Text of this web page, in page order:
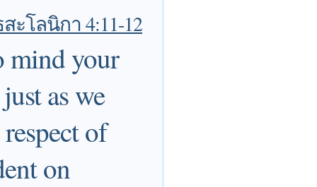
สะโลนิกา 4:11-12
mind your
as we
of
on